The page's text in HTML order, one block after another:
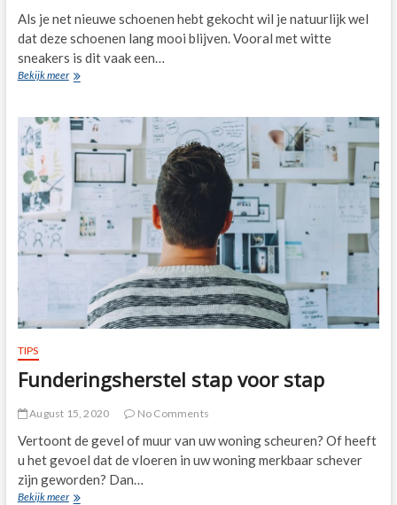
Als je net nieuwe schoenen hebt gekocht wil je natuurlijk wel
dat deze schoenen lang mooi blijven. Vooral met witte
sneakers is dit vaak een…
Bekijk meerHet
schoenen,
doe
dat?
TIPS
Funderingsherstel stap voor stap
August 15, 2020 No Comments
Vertoont de gevel of muur van uw woning scheuren? Of heeft
u het gevoel dat de vloeren in uw woning merkbaar schever
zijn geworden? Dan…
Bekijk meerFunderingsherstel